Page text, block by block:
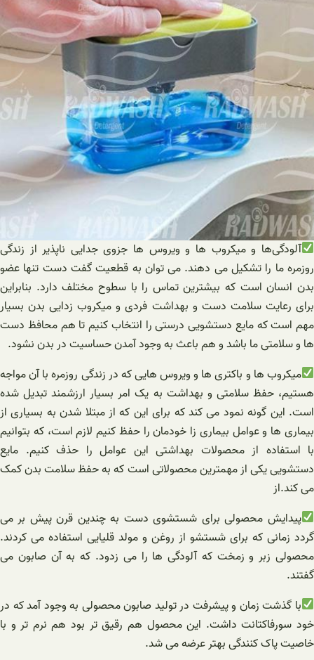
آلودگی‌ها و میکروب‌ ها و ویروس‌ ها جزوی جدایی ناپذیر از زندگی
روزمره ما را تشکیل می دهند. می توان به قطعیت گفت دست تنها عضو
بدن انسان است که بیشترین تماس را با سطوح مختلف دارد. بنابراین
برای رعایت سلامت دست و بهداشت فردی و میکروب زدایی بدن بسیار
مهم است که مایع دستشویی درستی را انتخاب‌ کنیم تا هم محافظ دست
ها و سلامتی ما باشد و هم باعث به وجود آمدن حساسیت در بدن نشود.
میکروب ها و باکتری ها و ویروس هایی که در زندگی روزمره با آن مواجه
هستیم، حفظ سلامتی و بهداشت به یک امر بسیار ارزشمند تبدیل شده
است. این گونه نمود می کند که برای این‌ که از مبتلا شدن به بسیاری از
بیماری‌ ها و عوامل بیماری زا خودمان را حفظ کنیم لازم است، که بتوانیم
با استفاده از محصولات بهداشتی این عوامل را حذف کنیم. مایع
دستشویی یکی از مهمترین محصولاتی است که به حفظ سلامت بدن کمک
می کند.از
پیدایش محصولی برای شستشوی دست به چندین قرن پیش بر می
گردد زمانی که برای شستشو از روغن و مولد قلیایی استفاده می کردند.
محصولی زبر و زمخت که آلودگی ها را می زدود. که به آن صابون می
گفتند.
با گذشت زمان و پیشرفت در تولید صابون محصولی به وجود آمد که در
خود سورفاکتانت داشت. این محصول هم رقیق تر بود هم نرم تر و با
خاصیت پاک کنندگی بهتر عرضه می شد.